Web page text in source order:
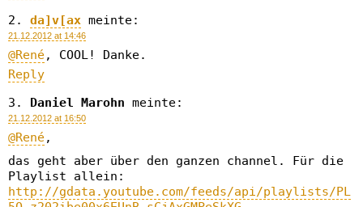
da]v[ax meinte:
21.12.2012 at 14:46
@René, COOL! Danke.
Reply
Daniel Marohn meinte:
21.12.2012 at 16:50
@René,
das geht aber über den ganzen channel. Für die
Playlist allein:
http://gdata.youtube.com/feeds/api/playlists/PL